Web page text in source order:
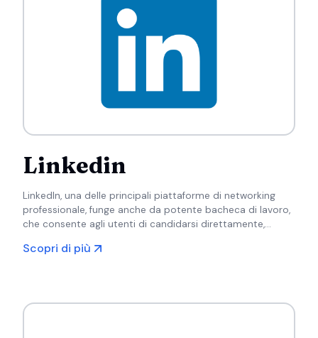
Linkedin
LinkedIn, una delle principali piattaforme di networking
professionale, funge anche da potente bacheca di lavoro,
che consente agli utenti di candidarsi direttamente,
professionali.
Scopri di più